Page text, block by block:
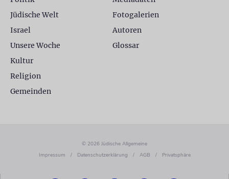
Jüdische Welt
Israel
Unsere Woche
Kultur
Religion
Gemeinden
Fotogalerien
Autoren
Glossar
© 2026 Jüdische Allgemeine
Impressum
/ Datenschutzerklärung / AGB / Privatsphäre